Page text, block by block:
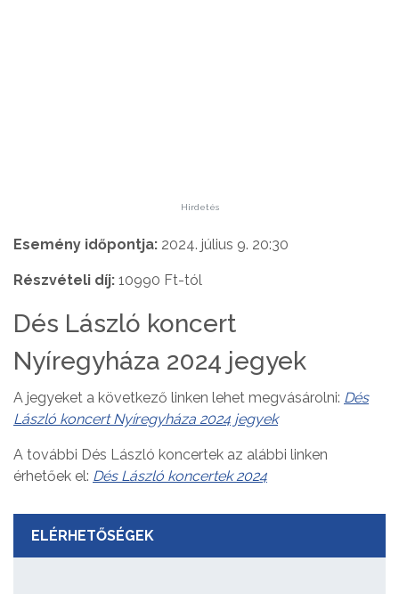
Hirdetés
Esemény időpontja: 2024. július 9. 20:30
Részvételi díj: 10990 Ft-tól
Dés László koncert
Nyíregyháza 2024 jegyek
A jegyeket a következő linken lehet megvásárolni: Dés
László koncert Nyíregyháza 2024 jegyek
A további Dés László koncertek az alábbi linken
érhetőek el: Dés László koncertek 2024
ELÉRHETŐSÉGEK